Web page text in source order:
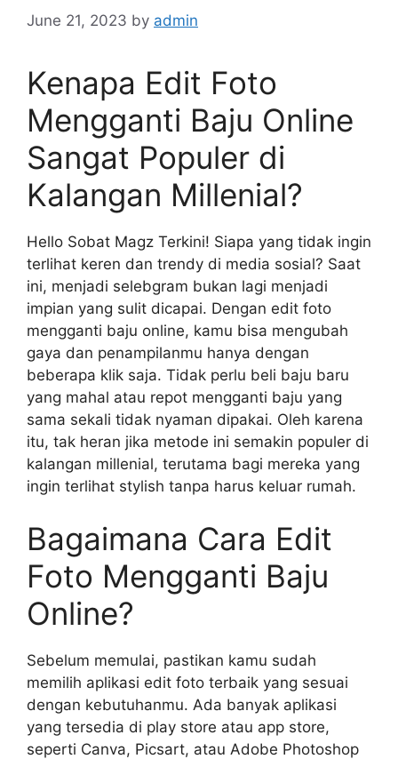
June 21, 2023 by admin
Kenapa Edit Foto
Mengganti Baju Online
Sangat Populer di
Kalangan Millenial?
Hello Sobat Magz Terkini! Siapa yang tidak ingin
terlihat keren dan trendy di media sosial? Saat
ini, menjadi selebgram bukan lagi menjadi
impian yang sulit dicapai. Dengan edit foto
mengganti baju online, kamu bisa mengubah
gaya dan penampilanmu hanya dengan
beberapa klik saja. Tidak perlu beli baju baru
yang mahal atau repot mengganti baju yang
sama sekali tidak nyaman dipakai. Oleh karena
itu, tak heran jika metode ini semakin populer di
kalangan millenial, terutama bagi mereka yang
ingin terlihat stylish tanpa harus keluar rumah.
Bagaimana Cara Edit
Foto Mengganti Baju
Online?
Sebelum memulai, pastikan kamu sudah
memilih aplikasi edit foto terbaik yang sesuai
dengan kebutuhanmu. Ada banyak aplikasi
yang tersedia di play store atau app store,
seperti Canva, Picsart, atau Adobe Photoshop